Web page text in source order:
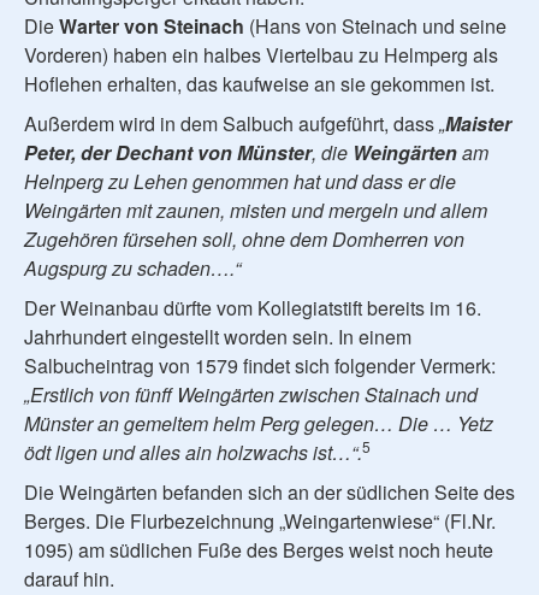
DieWarter von Steinach (Hans von Steinach und seine
Vorderen) haben ein halbes Viertelbau zu Helmperg als
Hoflehen erhalten, das kaufweise an sie gekommen ist.
Außerdem wird in dem Salbuch aufgeführt, dass„Maister
Peter, der Dechant von Münster, die Weingärtenam
Helnperg zu Lehen genommen hat und dass er die
Weingärten mit zaunen, misten und mergeln und allem
Zugehören fürsehen soll, ohne dem Domherren von
Augspurg zu schaden….“
Der Weinanbau dürfte vom Kollegiatstift bereits im 16.
Jahrhundert eingestellt worden sein. In einem
Salbucheintrag von 1579 findet sich folgender Vermerk:
„Erstlich von fünff Weingärten zwischen Stainach und
Münster an gemeltem helm Perg gelegen… Die … Yetz
ödt ligen und alles ain holzwachs ist…“.5
Die Weingärten befanden sich an der südlichen Seite des
Berges. Die Flurbezeichnung „Weingartenwiese“ (Fl.Nr.
1095) am südlichen Fuße des Berges weist noch heute
darauf hin.